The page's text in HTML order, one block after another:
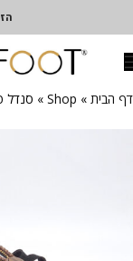
דף הבית »
Shop
» סנדל